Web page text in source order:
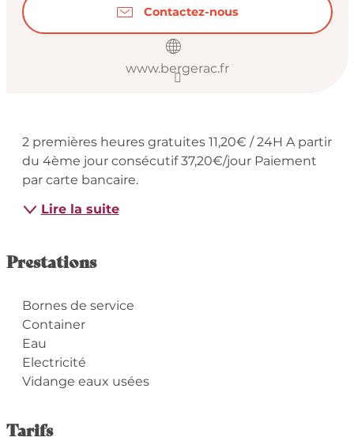
Contactez-nous
www.bergerac.fr
Description
2 premières heures gratuites 11,20€ / 24H A partir
du 4ème jour consécutif 37,20€/jour Paiement
par carte bancaire.
Lire la suite
Prestations
Bornes de service
Container
Eau
Electricité
Vidange eaux usées
Tarifs